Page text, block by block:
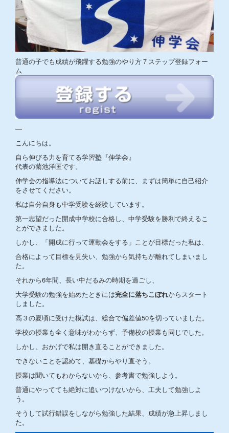
普通の子でも成績が飛躍する勉強のやり方７ステップ登録フォー
ム
—
こんにちは。
自ら伸びる力を育てる学習塾『伸学会』
代表の菊池洋匡です。
伸学会の指導法についてお話しする前に、まずは簡単に自己紹介
をさせてください。
私は自分自身も中学受験を経験しています。
第一志望だった開成中学校に合格し、中学受験を勝利で終えるこ
とができました。
しかし、「開成に行って運動会をする」ことが目標だった私は、
合格によって目標を見失い、勉強から気持ちが離れてしまいまし
た。
それから6年間、長い中だるみの時期を過ごし、
大学受験の勉強を始めたときには完全に落ちこぼれからスタート
しました。
高３の夏頃に受けた模試は、総合で偏差値50を切っていました。
学校の授業も全く意味がわからず、予備校の授業も同じでした。
しかし、おかげで私は開き直ることができました。
できないことを認めて、基礎からやり直そう。
授業は聞いてもわからないから、参考書で勉強しよう。
普通にやってても絶対に追いつけないから、工夫して勉強しよ
う。
そうして試行錯誤をしながら勉強した結果、成績が急上昇しまし
た。